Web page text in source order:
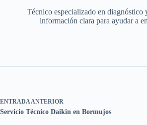
Técnico especializado en
información clara para ayudar a
ENTRADA ANTERIOR
Servicio Técnico Daikin en Bormujos